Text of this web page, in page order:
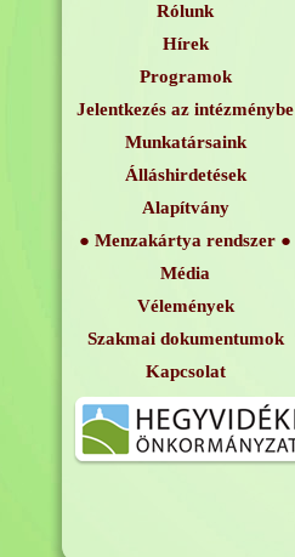
Rólunk
Hírek
Programok
Jelentkezés az intézménybe
Munkatársaink
Álláshirdetések
Alapítvány
Menzakártya rendszer
Média
Vélemények
Szakmai dokumentumok
Kapcsolat